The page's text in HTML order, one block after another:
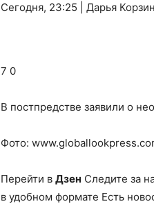
Сегодня, 23:25 | Дарья
7 0
В постпредстве заявили о
Фото:
Перейти в Дзен Следите за
в удобном формате Есть